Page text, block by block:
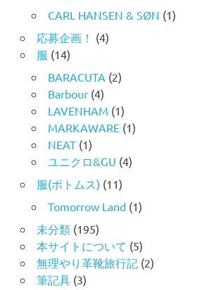
CARL HANSEN & SØN (1)
応募企画！ (4)
服 (14)
BARACUTA (2)
Barbour(4)
LAVENHAM (1)
MARKAWARE(1)
NEAT(1)
ユニクロ&GU (4)
服(ボトムス) (11)
Tomorrow Land(1)
未分類(195)
本サイトについて (5)
無理やり革靴旅行記 (2)
筆記具(3)